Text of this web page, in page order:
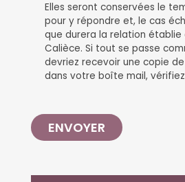
Elles seront conservées le
pour y répondre et, le cas
que durera la relation
Calièce. Si tout se passe
devriez recevoir une copie
dans votre boîte mail,
ENVOYER